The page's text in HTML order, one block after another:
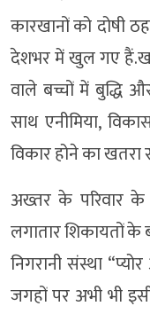
कारखानों को दोषी
देशभर में खुल गए
वाले बच्चों में बुद्धि
साथ एनीमिया,
विकार होने का खतरा
अख्तर के परिवार के
लगातार शिकायतों के
निगरानी संस्था
जगहों पर अभी भी